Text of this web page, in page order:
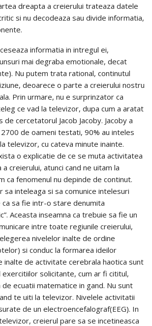
dreapta a creierului trateaza datele
si nu decodeaza sau divide informatia,
informatia in intregul ei,
mai degraba emotionale, decat
Nu putem trata rational, continutul
deoarece o parte a creierului nostru
Prin urmare, nu e surprinzator ca
ce vad la televizor, dupa cum a aratat
de cercetatorul Jacob Jacoby. Jacoby a
de oameni testati, 90% au inteles
televizor, cu cateva minute inainte.
o explicatie de ce se muta activitatea
creierului, atunci cand ne uitam la
ca fenomenul nu depinde de continut.
sa inteleaga si sa comunice intelesuri
sa fie intr-o stare denumita
Aceasta inseamna ca trebuie sa fie un
intre toate regiunile creierului,
nivelelor inalte de ordine
si conduc la formarea ideilor
inalte de activitate cerebrala haotica sunt
solicitante, cum ar fi cititul,
ecuatii matematice in gand. Nu sunt
te uiti la televizor. Nivelele activitatii
de un electroencefalograf(EEG). In
creierul pare sa se incetineasca